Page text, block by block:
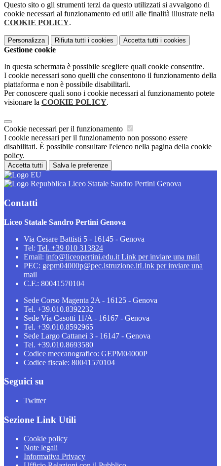
Questo sito o gli strumenti terzi da questo utilizzati si avvalgono di
cookie necessari al funzionamento ed utili alle finalità illustrate nella
COOKIE POLICY.
Personalizza Rifiuta tutti i cookies Accetta tutti i cookies
Gestione cookie
In questa schermata è possibile scegliere quali cookie consentire.
I cookie necessari sono quelli che consentono il funzionamento della
piattaforma e non è possibile disabilitarli.
Per conoscere quali sono i cookie necessari al funzionamento potete
visionare la COOKIE POLICY.
Cookie necessari per il funzionamento
I cookie necessari per il funzionamento non possono essere
disabilitati. È possibile consultare l'elenco nella pagina della cookie
policy.
Accetta tutti Salva le preferenze
Liceo Statale Sandro Pertini Genova
Contatti
Liceo Statale Sandro Pertini Genova
Via Cesare Battisti 5 - 16145 - Genova
Tel: Tel. +39 010 313824
Email: info@liceopertini.edu.it Link per inviare una mail
PEC: gepm04000p@pec.istruzione.itLink per inviare una
mail
C.F.: 80041570104
Sede Corso Magenta 2A - 16125 - Genova
Tel. +39.010.8392232
Sede Via Casotti 11/A - 16167 - Genova
Tel. +39.010.8592965
Sede Largo Cattanei 3 - 16147 - Genova
Tel. +39.010.8693580
Codice meccanografico: GEPM04000P
Codice fiscale: 80041570104
Seguici su
Twitter
Sezione Link Utili
Cookie policy
Note legali
Informativa Privacy